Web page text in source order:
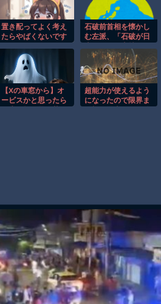
も踊る「マンガ毎週末セール（50%還
国重慶市で珍しい事故が撮影される。
ころでその前足、猫じゃね？
ンをネット発射装置で撃墜するウクラ
！埼玉でスマホ運転のプリウスに当て
診断された当時、世間はまだPTSDと
置き配ってよく考え
たらやばくないです
石破前首相を懐かし
む左派、「石破が日
まくっていた」と主
張してしまうも……
【Xの車窓から】オ
ービスかと思ったら
超能力が使えるよう
になったので限界ま